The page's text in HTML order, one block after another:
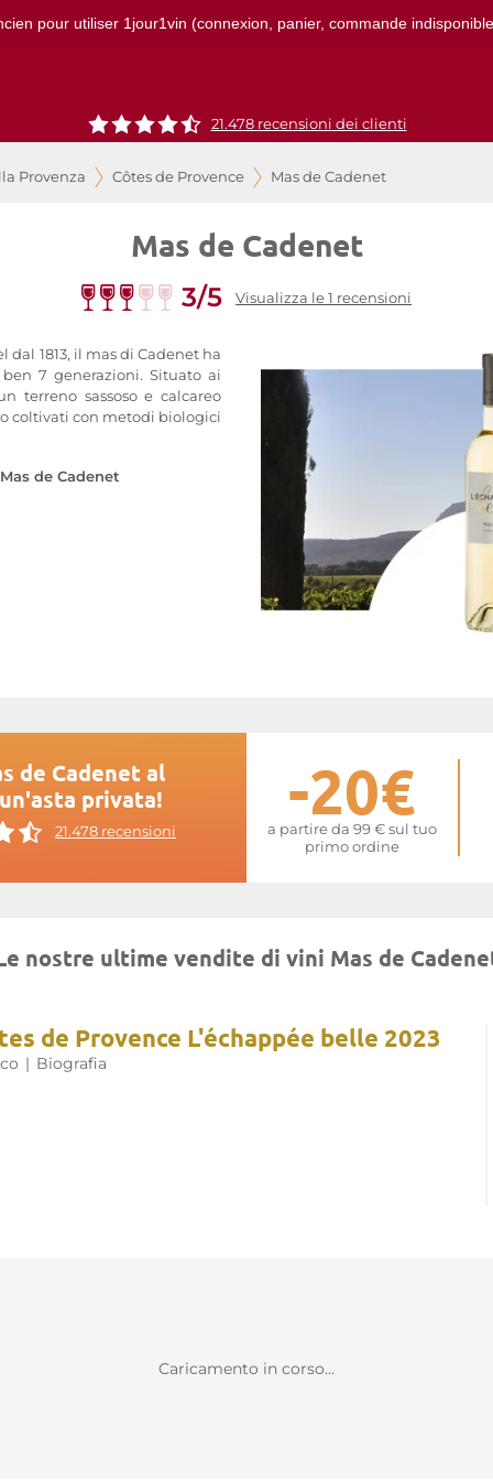
pour utiliser 1jour1vin (connexion, panier, commande
21.478 recensioni dei clienti
Provenza Côtes de Provence Mas de Cadenet
Mas de Cadenet
3/5 Visualizza le 1 recensioni
1813, il mas di Cadenet ha
7 generazioni. Situato ai
terreno sassoso e calcareo
coltivati con metodi biologici
Mas de Cadenet
de Cadenet al
privata!
21.478 recensioni
-20€
a partire da 99 € sul tuo
primo ordine
nostre ultime vendite di vini Mas de
de Provence L'échappée belle 2023
| Biografia
Caricamento in corso...